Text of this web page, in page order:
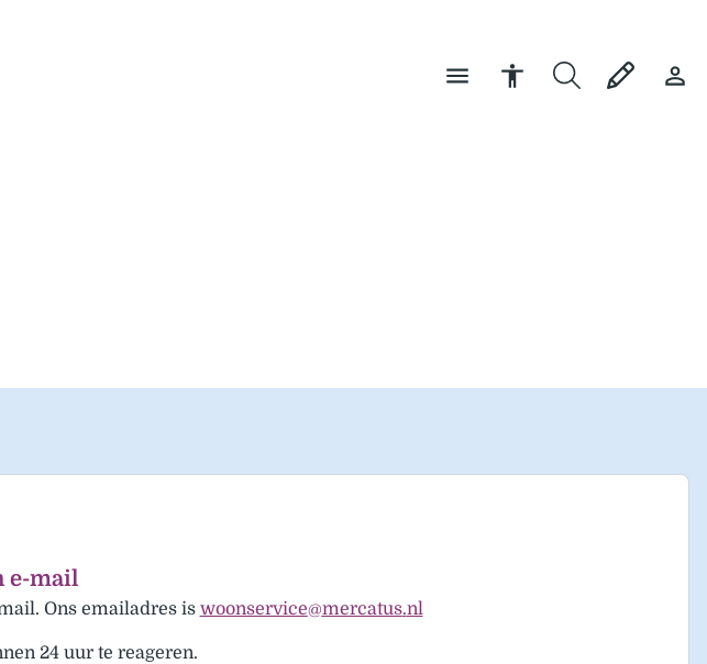
e-mail
Ons emailadres is woonservice mercatus nl
24 uur te reageren.